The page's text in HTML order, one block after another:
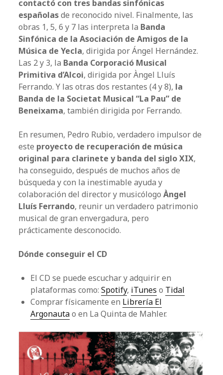
contactó con tres bandas sinfónicas
españolasde reconocido nivel. Finalmente, las
obras 1, 5, 6 y 7 las interpreta la Banda
Sinfónica de la Asociación de Amigos de la
Música de Yecla, dirigida por Ángel Hernández.
Las 2 y 3, la Banda Corporació Musical
Primitiva d’Alcoi, dirigida por Àngel Lluís
Ferrando. Y las otras dos restantes (4 y 8), la
Banda de la Societat Musical “La Pau” de
Beneixama, también dirigida por Ferrando.
En resumen, Pedro Rubio, verdadero impulsor de
este proyecto de recuperación de música
original para clarinete y banda del siglo XIX,
ha conseguido, después de muchos años de
búsqueda y con la inestimable ayuda y
colaboración del director y musicólogoÀngel
Lluís Ferrando, reunir un verdadero patrimonio
musical de gran envergadura, pero
prácticamente desconocido.
Dónde conseguir el CD
El CD se puede escuchar y adquirir en
plataformas como:Spotify, iTunes o Tidal
Comprar físicamente en Librería El
Argonautao en La Quinta de Mahler.